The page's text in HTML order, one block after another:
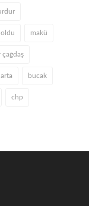
makü
çağdaş
bucak
chp